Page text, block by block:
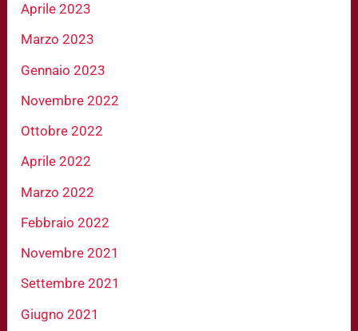
Aprile 2023
Marzo 2023
Gennaio 2023
Novembre 2022
Ottobre 2022
Aprile 2022
Marzo 2022
Febbraio 2022
Novembre 2021
Settembre 2021
Giugno 2021